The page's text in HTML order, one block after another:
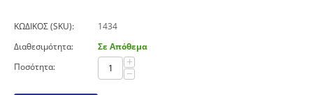
ΚΩΔΙΚΟΣ (SKU):
1434
Διαθεσιμότητα:
Σε Απόθεμα
Ποσότητα:
+
−